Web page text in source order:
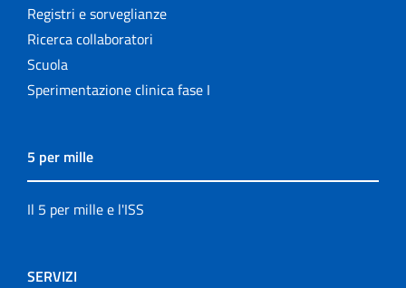
Registri e sorveglianze
Ricerca collaboratori
Scuola
Sperimentazione clinica fase I
5 per mille
Il 5 per mille e l'ISS
SERVIZI